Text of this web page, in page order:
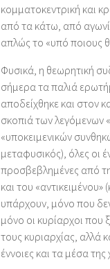
κομματοκεντρική και
από τα κάτω, από
απλώς το «υπό ποιους
Φυσικά, η θεωρητική
σήμερα τα παλιά
αποδείχθηκε και στον
σκοπιά των λεγόμενων
«υποκειμενικών
μεταφυσικός), όλες οι
προσβεβλημένες από
και του
υπάρχουν, μόνο που δεν
μόνο οι κυρίαρχοι που
τους κυριαρχίας, αλλά
έννοιες και τα μέσα